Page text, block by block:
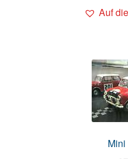
Auf